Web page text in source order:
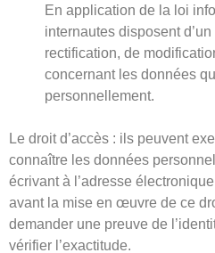
En application de la loi
internautes disposent d’un
rectification, de
concernant les données
personnellement.
Le droit d’accès : ils peuvent
connaître les données
écrivant à l’adresse
avant la mise en œuvre de ce
demander une preuve de
vérifier l’exactitude.